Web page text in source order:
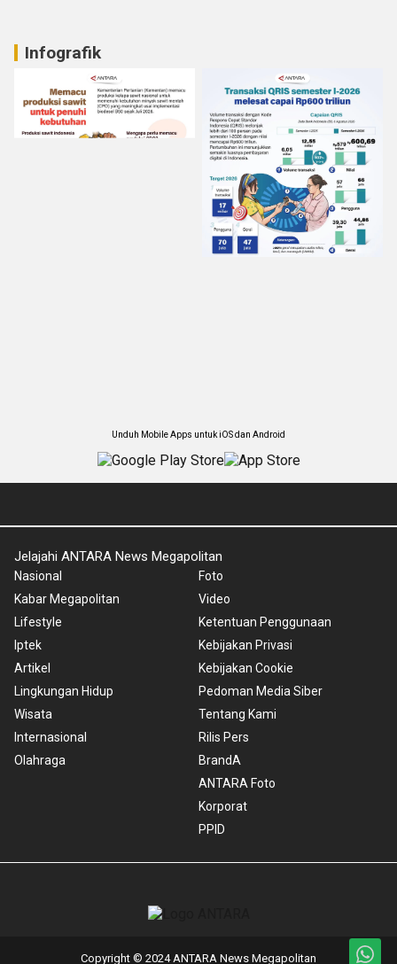
Infografik
Unduh Mobile Apps untuk iOS dan Android
Jelajahi ANTARA News Megapolitan
Nasional
Kabar Megapolitan
Lifestyle
Iptek
Artikel
Lingkungan Hidup
Wisata
Internasional
Olahraga
Foto
Video
Ketentuan Penggunaan
Kebijakan Privasi
Kebijakan Cookie
Pedoman Media Siber
Tentang Kami
Rilis Pers
BrandA
ANTARA Foto
Korporat
PPID
Copyright © 2024 ANTARA News Megapolitan